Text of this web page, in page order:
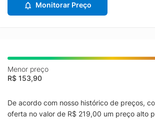
Monitorar Preço
Menor preço
R$ 153,90
De acordo com nosso histórico de preços,
oferta no valor de R$ 219,00 um preço alto